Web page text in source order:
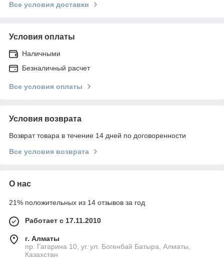
Все условия доставки
Условия оплаты
Наличными
Безналичный расчет
Все условия оплаты
Условия возврата
Возврат товара в течение 14 дней по договоренности
Все условия возврата
О нас
21% положительных из 14 отзывов за год
Работает с 17.11.2010
г. Алматы
пр. Гагарина 10, уг. ул. Богенбай Батыра, Алматы,
Казахстан